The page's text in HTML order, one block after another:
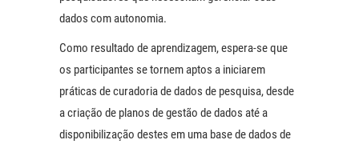
dados com autonomia.
Como resultado de aprendizagem, espera-se que
os participantes se tornem aptos a iniciarem
práticas de curadoria de dados de pesquisa, desde
a criação de planos de gestão de dados até a
disponibilização destes em uma base de dados de